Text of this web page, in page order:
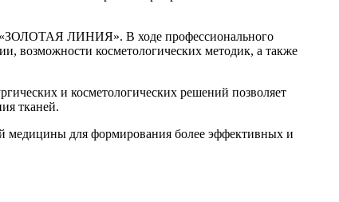
«ЗОЛОТАЯ ЛИНИЯ». В ходе профессионального
возможности косметологических методик, а также
и косметологических решений позволяет
тканей.
медицины для формирования более эффективных и